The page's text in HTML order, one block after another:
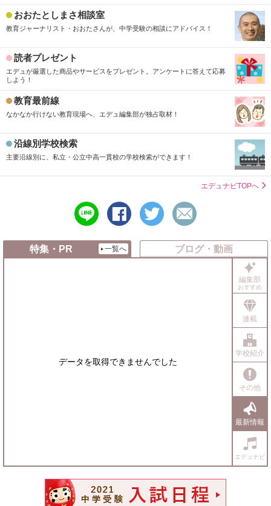
おおたとしまさ相談室
教育ジャーナリスト・おおたさんが、中学受験の相談にアドバイス！
読者プレゼント
エデュが厳選した商品やサービスをプレゼント。アンケートに答えて応募
しよう！
教育最前線
なかなか行けない教育現場へ、エデュ編集部が独占取材！
沿線別学校検索
主要沿線別に、私立・公立中高一貫校の学校検索ができます！
エデュナビTOPへ
line
で
る
シ
ェ
す
る
ツ
イ
す
メ
ー
で
送
特集・PR 一覧へ ブログ・動画
編集部
おすすめ
連載
学校紹介
その他
最新情報
エデュナビ
データを取得できませんでした